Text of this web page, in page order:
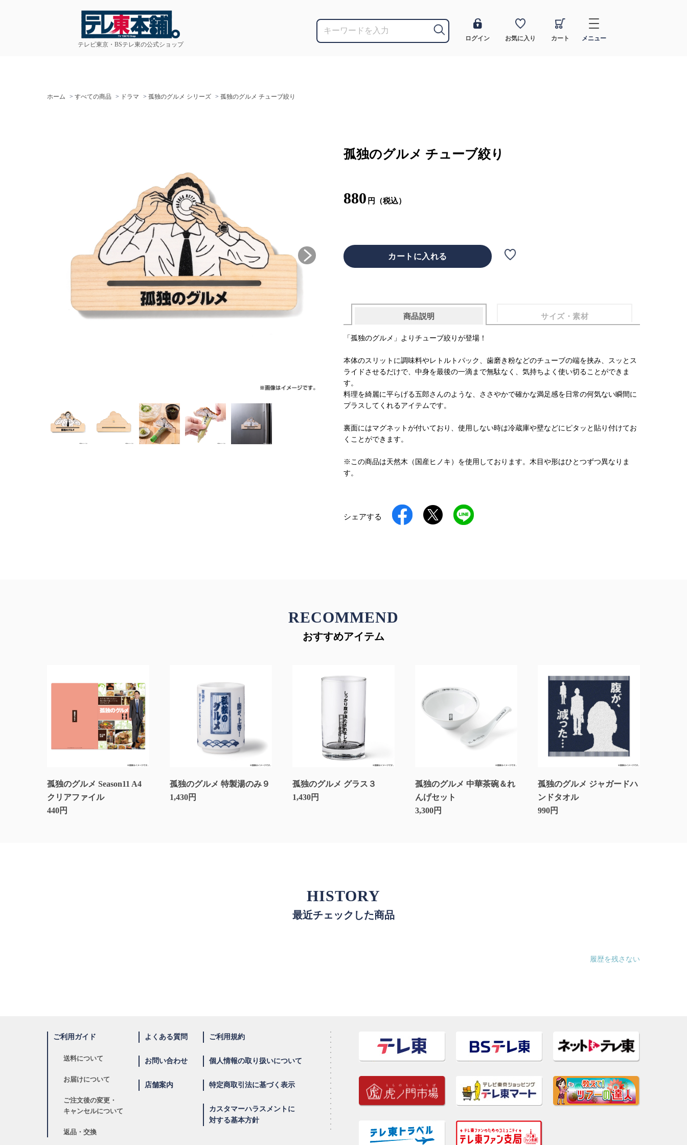
テレビ東京・BSテレ東の公式ショップ
ログイン お気に入り カート メニュー
ホーム > すべての商品 > ドラマ > 孤独のグルメ シリーズ > 孤独のグルメ チューブ絞り
孤独のグルメ チューブ絞り
880 円（税込）
商品説明 サイズ・素材
「孤独のグルメ」よりチューブ絞りが登場！
本体のスリットに調味料やレトルトパック、歯磨き粉などのチューブの端を挟み、スッとス
ライドさせるだけで、中身を最後の一滴まで無駄なく、気持ちよく使い切ることができま
す。
料理を綺麗に平らげる五郎さんのような、ささやかで確かな満足感を日常の何気ない瞬間に
プラスしてくれるアイテムです。
裏面にはマグネットが付いており、使用しない時は冷蔵庫や壁などにピタッと貼り付けてお
くことができます。
※この商品は天然木（国産ヒノキ）を使用しております。木目や形はひとつずつ異なりま
す。
シェアする
RECOMMEND
おすすめアイテム
孤独のグルメ Season11 A4
クリアファイル
440円
孤独のグルメ 特製湯のみ９
1,430円
孤独のグルメ グラス３
1,430円
孤独のグルメ 中華茶碗＆れ
んげセット
3,300円
孤独のグルメ ジャガードハ
ンドタオル
990円
HISTORY
最近チェックした商品
履歴を残さない
ご利用ガイド
送料について
お届けについて
ご注文後の変更・
キャンセルについて
返品・交換
よくある質問
お問い合わせ
店舗案内
ご利用規約
個人情報の取り扱いについて
特定商取引法に基づく表示
カスタマーハラスメントに
対する基本方針